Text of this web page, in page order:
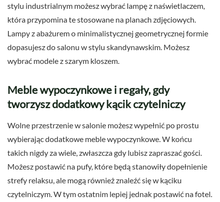
stylu industrialnym możesz wybrać lampę z naświetlaczem,
która przypomina te stosowane na planach zdjęciowych.
Lampy z abażurem o minimalistycznej geometrycznej formie
dopasujesz do salonu w stylu skandynawskim. Możesz
wybrać modele z szarym kloszem.
Meble wypoczynkowe i regały, gdy
tworzysz dodatkowy kącik czytelniczy
Wolne przestrzenie w salonie możesz wypełnić po prostu
wybierając dodatkowe meble wypoczynkowe. W końcu
takich nigdy za wiele, zwłaszcza gdy lubisz zapraszać gości.
Możesz postawić na pufy, które będą stanowiły dopełnienie
strefy relaksu, ale mogą również znaleźć się w kąciku
czytelniczym. W tym ostatnim lepiej jednak postawić na fotel.